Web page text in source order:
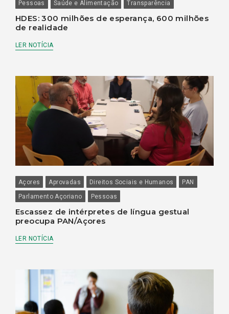
Pessoas Saúde e Alimentação Transparência
HDES: 300 milhões de esperança, 600 milhões
de realidade
LER NOTÍCIA
Açores Aprovadas Direitos Sociais e Humanos
PAN
Parlamento Açoriano
Pessoas
Escassez de intérpretes de língua gestual
preocupa PAN/Açores
LER NOTÍCIA